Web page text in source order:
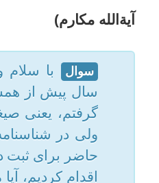
اعمال
کاربر میهمان
ایم
مرجع
جواب